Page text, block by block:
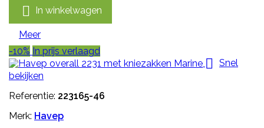
 In winkelwagen
Meer
-10% In prijs verlaagd
 Snel
bekijken
Referentie: 223165-46
Merk: Havep